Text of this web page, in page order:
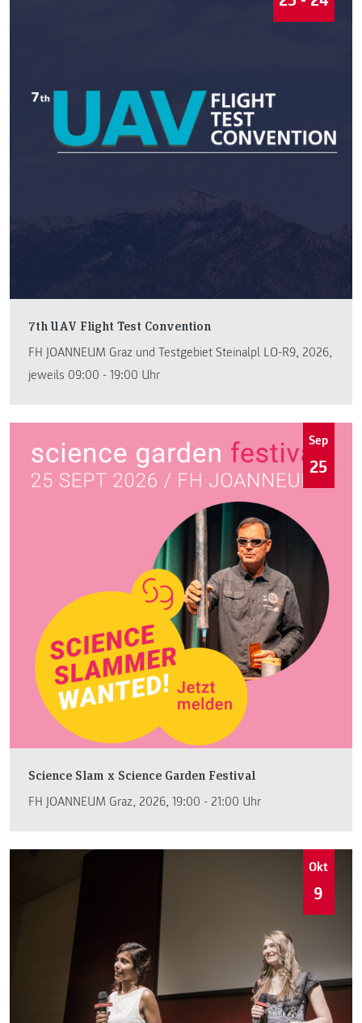
7th UAV Flight Test Convention
FH JOANNEUM Graz und Testgebiet Steinalpl LO-R9, 2026,
jeweils 09:00 - 19:00 Uhr
Sep
25
Science Slam x Science Garden Festival
FH JOANNEUM Graz, 2026, 19:00 - 21:00 Uhr
Okt
9